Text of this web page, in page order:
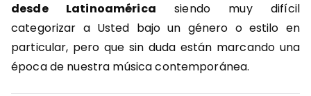
desde Latinoamérica siendo muy difícil
categorizar a Usted bajo un género o estilo en
particular, pero que sin duda están marcando una
época de nuestra música contemporánea.